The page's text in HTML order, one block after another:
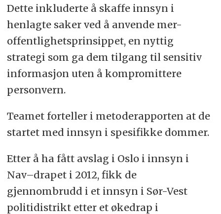
Dette inkluderte å skaffe innsyn i
henlagte saker ved å anvende mer-
offentlighetsprinsippet, en nyttig
strategi som ga dem tilgang til sensitiv
informasjon uten å kompromittere
personvern.
Teamet forteller i metoderapporten at de
startet med innsyn i spesifikke dommer.
Etter å ha fått avslag i Oslo i innsyn i
Nav–drapet i 2012, fikk de
gjennombrudd i et innsyn i Sør-Vest
politidistrikt etter et økedrap i